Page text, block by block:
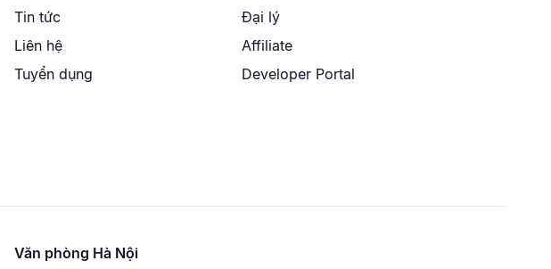
Tin tức
Liên hệ
Tuyển dụng
Đại lý
Affiliate
Developer Portal
Văn phòng Hà Nội